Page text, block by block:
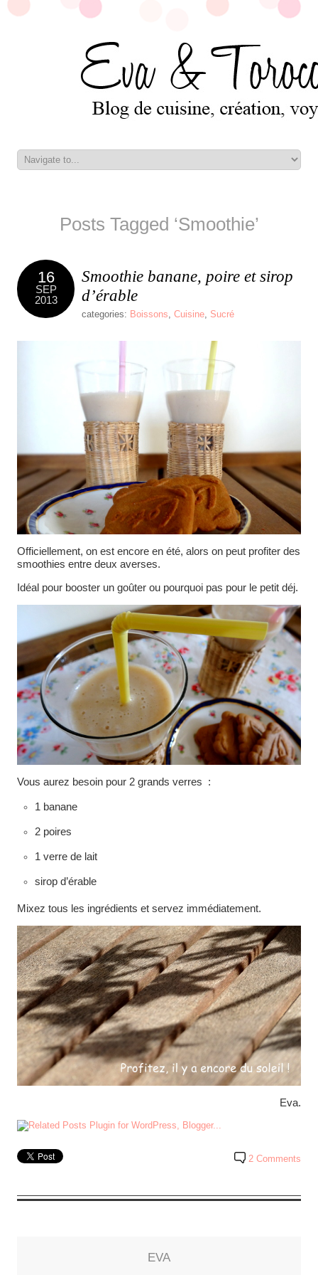
Posts Tagged ‘Smoothie’
16
SEP
2013
Smoothie banane, poire et sirop
d’érable
categories: Boissons, Cuisine, Sucré
Officiellement, on est encore en été, alors on peut profiter des
smoothies entre deux averses.
Idéal pour booster un goûter ou pourquoi pas pour le petit déj.
Vous aurez besoin pour 2 grands verres :
1 banane
2 poires
1 verre de lait
sirop d’érable
Mixez tous les ingrédients et servez immédiatement.
Eva.
2 Comments
EVA